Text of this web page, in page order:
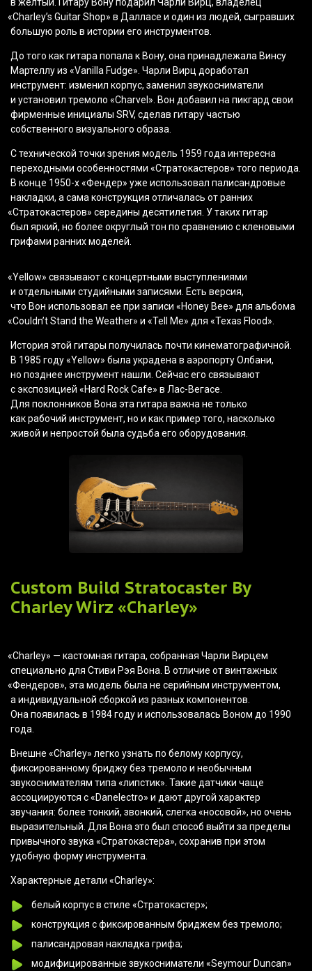
«Charley’s Guitar Shop» в Далласе и один из людей, сыгравших
большую роль в истории его инструментов.
До того как гитара попала к Вону, она принадлежала Винсу
Мартеллу из «Vanilla Fudge». Чарли Вирц доработал
инструмент: изменил корпус, заменил звукосниматели
и установил тремоло «Charvel ». Вон добавил на пикгард свои
фирменные инициалы SRV, сделав гитару частью
собственного визуального образа.
С технической точки зрения модель 1959 года интересна
переходными особенностями «Стратокастеров» того периода.
В конце 1950-х«Фендер» уже использовал палисандровые
накладки, а сама конструкция отличалась от ранних
«Стратокастеров» середины десятилетия. У таких гитар
был яркий, но более округлый тон по сравнению с кленовыми
грифами ранних моделей.
«Yellow» связывают с концертными выступлениями
и отдельными студийными записями. Есть версия,
что Вон использовал ее при записи «Honey Bee» для альбома
«Couldn’t Stand the Weather» и «Tell Me» для «Texas Flood».
История этой гитары получилась почти кинематографичной.
В 1985 году«Yellow» была украдена в аэропорту Олбани,
но позднее инструмент нашли. Сейчас его связывают
с экспозицией «Hard Rock Cafe» в Лас-Вегасе.
Для поклонников Вона эта гитара важна не только
как рабочий инструмент, но и как пример того, насколько
живой и непростой была судьба его оборудования.
Custom Build Stratocaster By
Charley Wirz «Charley»
«Charley» — кастомная гитара, собранная Чарли Вирцем
специально для Стиви Рэя Вона. В отличие от винтажных
«Фендеров», эта модель была не серийным инструментом,
а индивидуальной сборкой из разных компонентов.
Она появилась в 1984 году и использовалась Воном до 1990
года.
Внешне «Charley» легко узнать по белому корпусу,
фиксированному бриджу без тремоло и необычным
звукоснимателям типа «липстик». Такие датчики чаще
ассоциируются с«Danelectro» и дают другой характер
звучания: более тонкий, звонкий, слегка «носовой», но очень
выразительный. Для Вона это был способ выйти за пределы
привычного звука «Стратокастера», сохранив при этом
удобную форму инструмента.
Характерные детали «Charley»:
белый корпус в стиле «Стратокастер»;
конструкция с фиксированным бриджем без тремоло;
палисандровая накладка грифа;
модифицированные звукосниматели «Seymour Duncan»